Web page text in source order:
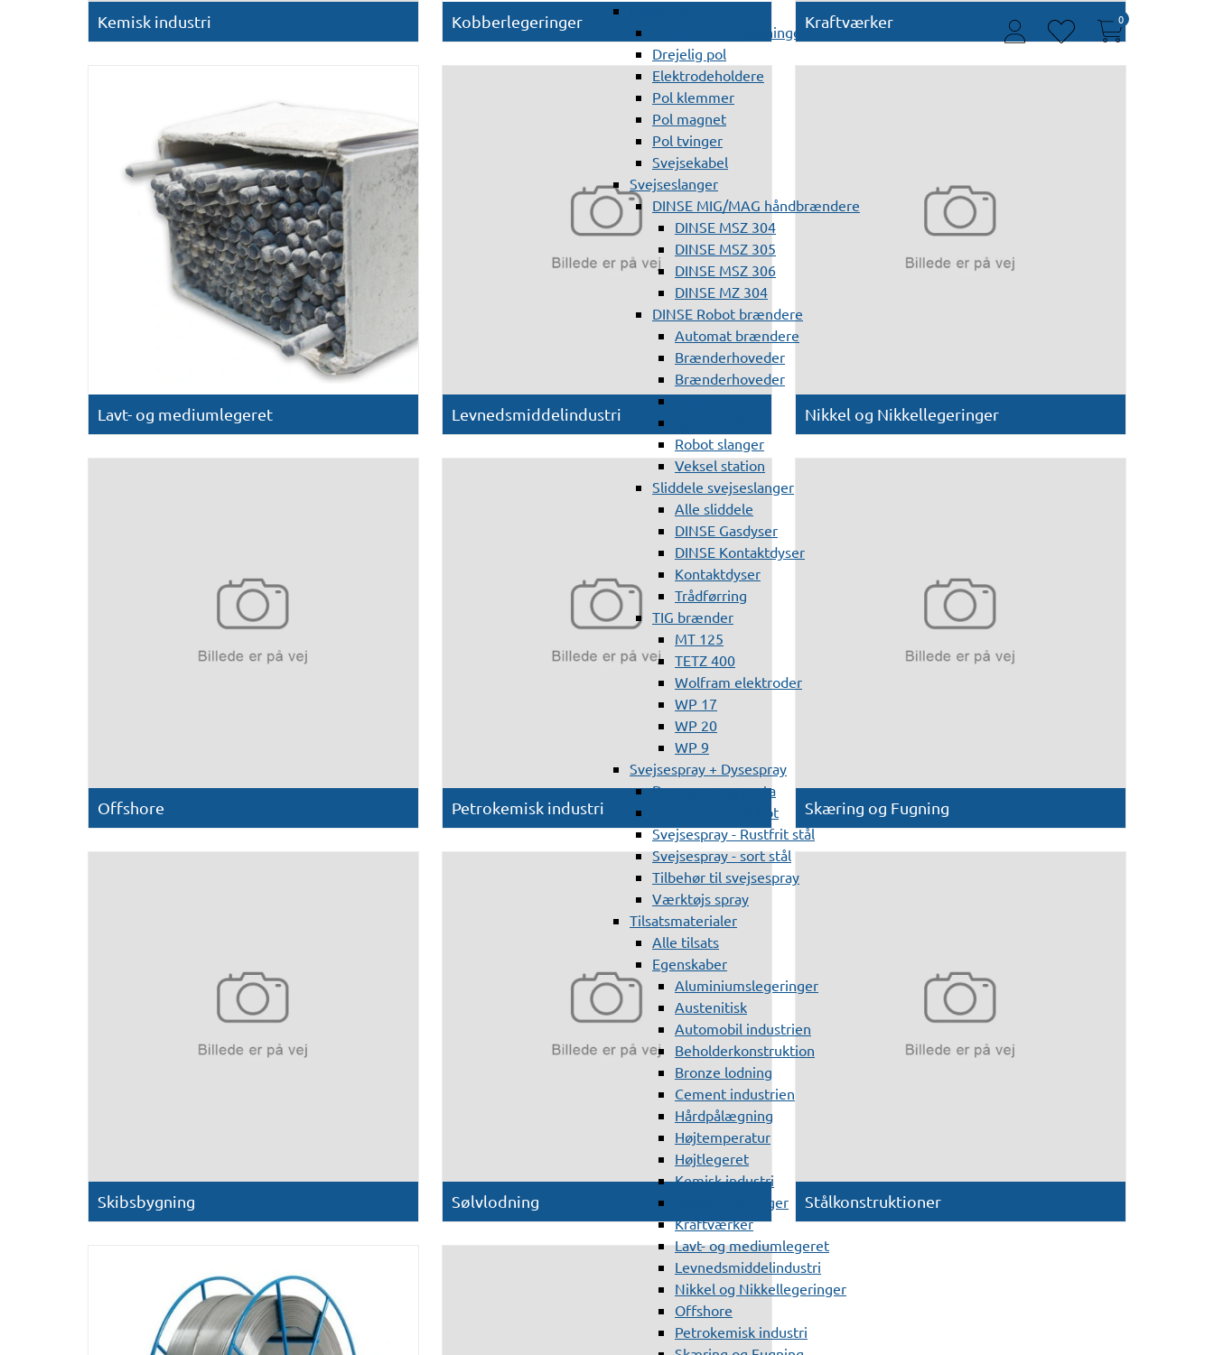
DINSE stik og bøsninger
Drejelig pol
Elektrodeholdere
Pol klemmer
Pol magnet
Pol tvinger
Svejsekabel
Svejseslanger
DINSE MIG/MAG håndbrændere
DINSE MSZ 304
DINSE MSZ 305
DINSE MSZ 306
DINSE MZ 304
DINSE Robot brændere
Automat brændere
Brænderhoveder
Brænderhoveder
Holdere + div.
Robot slanger
Veksel station
Sliddele svejseslanger
Alle sliddele
DINSE Gasdyser
DINSE Kontaktdyser
Kontaktdyser
Trådførring
TIG brænder
MT 125
TETZ 400
Wolfram elektroder
WP 17
WP 20
WP 9
Svejsespray + Dysespray
Dysespray og pasta
Svejsespray - Robot
Svejsespray - Rustfrit stål
Svejsespray - sort stål
Tilbehør til svejsespray
Værktøjs spray
Tilsatsmaterialer
Alle tilsats
Egenskaber
Aluminiumslegeringer
Austenitisk
Automobil industrien
Beholderkonstruktion
Bronze lodning
Cement industrien
Hårdpålægning
Højtemperatur
Højtlegeret
Kemisk industri
Kobberlegeringer
Kraftværker
Lavt- og mediumlegeret
Levnedsmiddelindustri
Nikkel og Nikkellegeringer
Offshore
Petrokemisk industri
user
heart
0
Kemisk industri Kobberlegeringer Kraftværker
Lavt- og mediumlegeret Levnedsmiddelindustri Nikkel og Nikkellegeringer
Offshore Petrokemisk industri Skæring og Fugning
Skibsbygning Sølvlodning Stålkonstruktioner